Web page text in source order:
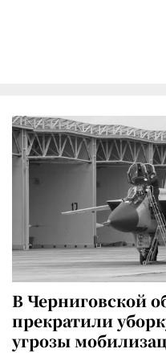
В Черниговской
прекратили
угрозы